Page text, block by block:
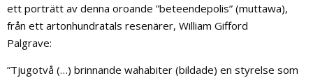
ett porträtt av denna oroande ”beteendepolis” (muttawa),
från ett artonhundratals resenärer, William Gifford
Palgrave:
”Tjugotvå (…) brinnande wahabiter (bildade) en styrelse som